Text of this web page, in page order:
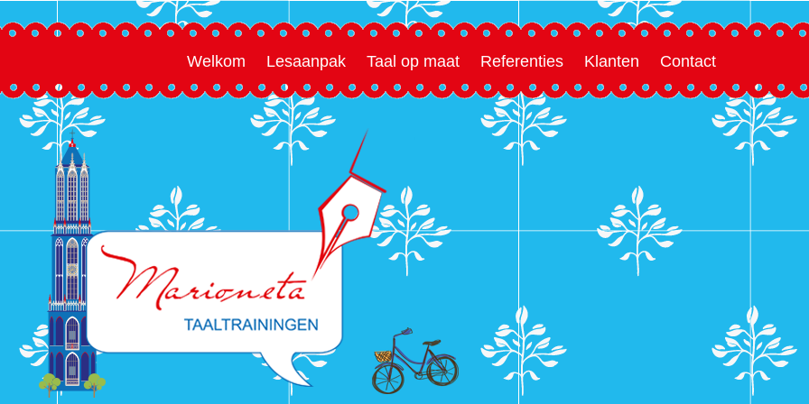
Welkom Lesaanpak Taal op maat Referenties Klanten Contact